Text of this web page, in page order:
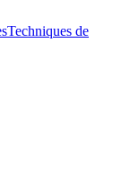
Techniques de